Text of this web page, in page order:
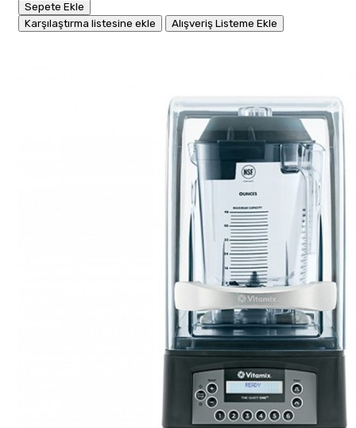
Sepete Ekle
Karşılaştırma listesine ekle
Alışveriş Listeme Ekle